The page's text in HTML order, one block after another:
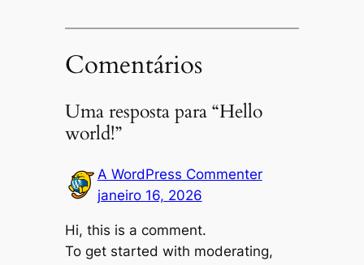
Comentários
Uma resposta para “Hello
world!”
A WordPress Commenter
janeiro 16, 2026
Hi, this is a comment.
To get started with moderating,